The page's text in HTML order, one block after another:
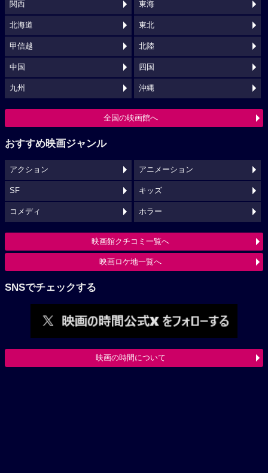
関西 東海
北海道 東北
甲信越 北陸
中国 四国
九州 沖縄
全国の映画館へ
おすすめ映画ジャンル
アクション アニメーション
SF キッズ
コメディ ホラー
映画館クチコミ一覧へ
映画ロケ地一覧へ
SNSでチェックする
映画の時間について